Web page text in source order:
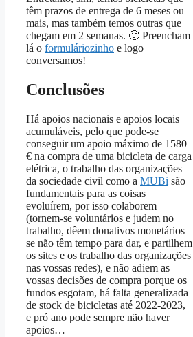
têm prazos de entrega de 6 meses ou
mais, mas também temos outras que
chegam em 2 semanas. 🙂 Preencham
lá o formuláriozinho e logo
conversamos!
Conclusões
Há apoios nacionais e apoios locais
acumuláveis, pelo que pode-se
conseguir um apoio máximo de 1580
€ na compra de uma bicicleta de carga
elétrica, o trabalho das organizações
da sociedade civil como a MUBi são
fundamentais para as coisas
evoluírem, por isso colaborem
(tornem-se voluntários e judem no
trabalho, dêem donativos monetários
se não têm tempo para dar, e partilhem
os sites e os trabalho das organizações
nas vossas redes), e não adiem as
vossas decisões de compra porque os
fundos esgotam, há falta generalizada
de stock de bicicletas até 2022-2023,
e pró ano pode sempre não haver
apoios…